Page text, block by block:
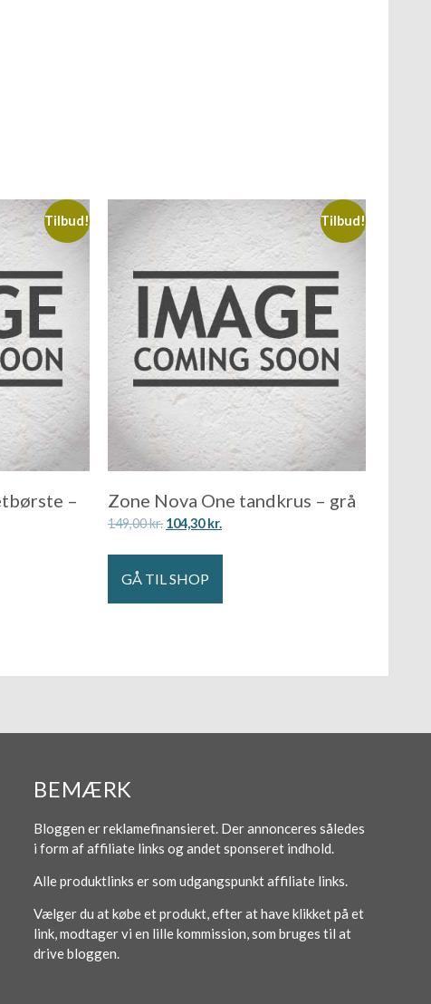
Tilbud!
–
Tilbud!
Zone Nova One tandkrus – grå
149,00kr. 104,30kr.
GÅ TIL SHOP
BEMÆRK
Bloggen er reklamefinansieret. Der annonceres således
i form af affiliate links og andet sponseret indhold.
Alle produktlinks er som udgangspunkt affiliate links.
Vælger du at købe et produkt, efter at have klikket på et
link, modtager vi en lille kommission, som bruges til at
drive bloggen.